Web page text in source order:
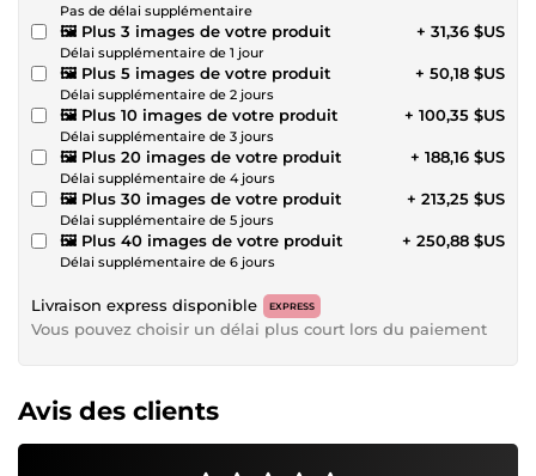
Pas de délai supplémentaire
🖼️ Plus 3 images de votre produit
Délai supplémentaire de 1 jour
+ 31,36 $US
🖼️ Plus 5 images de votre produit
Délai supplémentaire de 2 jours
+ 50,18 $US
🖼️ Plus 10 images de votre produit
Délai supplémentaire de 3 jours
+ 100,35 $US
🖼️ Plus 20 images de votre produit
Délai supplémentaire de 4 jours
+ 188,16 $US
🖼️ Plus 30 images de votre produit
Délai supplémentaire de 5 jours
+ 213,25 $US
🖼️ Plus 40 images de votre produit
Délai supplémentaire de 6 jours
+ 250,88 $US
Livraison express disponible EXPRESS
Vous pouvez choisir un délai plus court lors du paiement
Avis des clients